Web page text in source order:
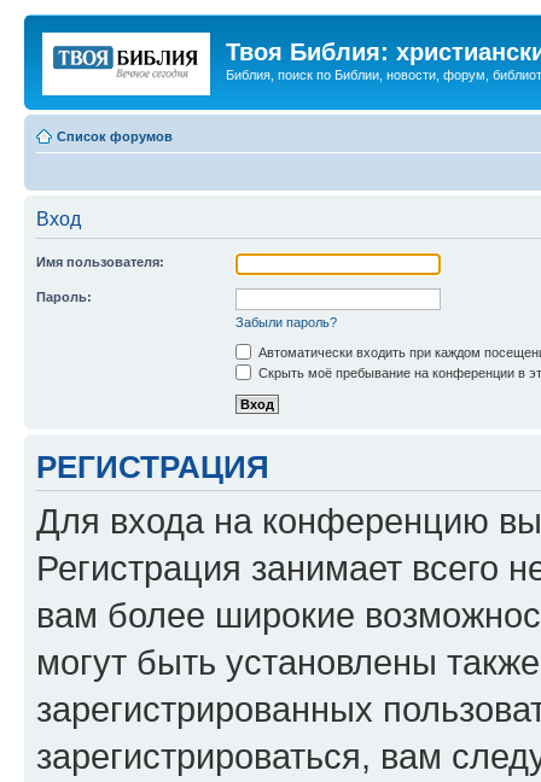
Твоя Библия:
Библия, поиск по Библии, новости, форум,
Список форумов
Вход
Имя пользователя:
Пароль:
Забыли пароль?
Автоматически входить при каждом
Скрыть моё пребывание на конференции в
РЕГИСТРАЦИЯ
Для входа на конференцию
Регистрация занимает всего
вам более широкие
могут быть установлены
зарегистрированных
зарегистрироваться, вам